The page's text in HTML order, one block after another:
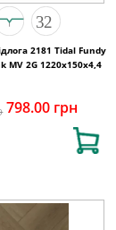
2181 Tidal Fundy
MV 2G 1220х150х4,4
798.00 грн